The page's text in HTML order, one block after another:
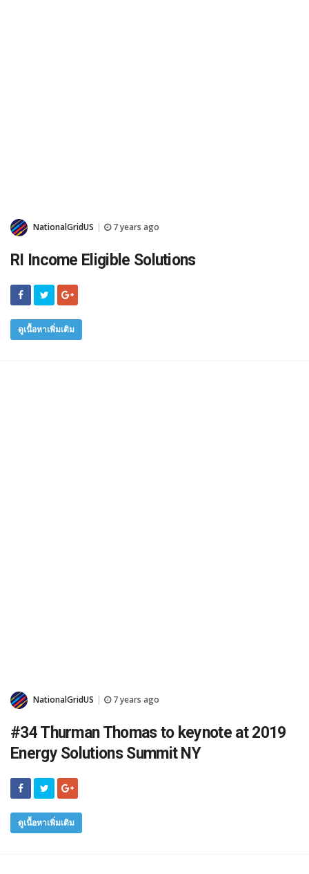
NationalGridUS 7 years ago
RI Income Eligible Solutions
ดูเนื้อหาเพิ่มเติม
NationalGridUS 7 years ago
#34 Thurman Thomas to keynote at 2019
Energy Solutions Summit NY
ดูเนื้อหาเพิ่มเติม